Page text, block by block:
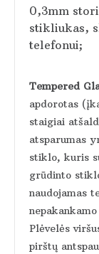
0,3mm
stikliukas,
telefonui;
Tempered
apdorotas
staigiai
atsparumas
stiklo, kuris
grūdinto
naudojamas
Plėvelės
pirštų